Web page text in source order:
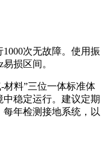
次无故障。使用振
损区间。
材料”三位一体标准体
稳定运行。建议定期
年检测接地系统，以